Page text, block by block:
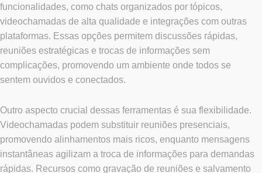
funcionalidades, como chats organizados por tópicos,
videochamadas de alta qualidade e integrações com outras
plataformas. Essas opções permitem discussões rápidas,
reuniões estratégicas e trocas de informações sem
complicações, promovendo um ambiente onde todos se
sentem ouvidos e conectados.
Outro aspecto crucial dessas ferramentas é sua flexibilidade.
Videochamadas podem substituir reuniões presenciais,
promovendo alinhamentos mais ricos, enquanto mensagens
instantâneas agilizam a troca de informações para demandas
rápidas. Recursos como gravação de reuniões e salvamento